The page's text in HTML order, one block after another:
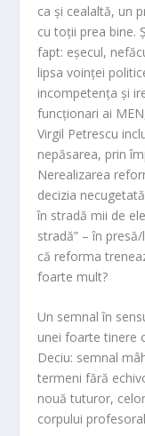
ca și cealaltă, un
cu toții prea bine.
fapt: eșecul,
lipsa voinței
incompetența și
funcționari ai
Virgil Petrescu
nepăsarea, prin
Nerealizarea
decizia
în stradă mii de
stradă” – în
că reforma
foarte mult?
Un semnal în
unei foarte tinere
Deciu: semnal
termeni fără
nouă tuturor,
corpului